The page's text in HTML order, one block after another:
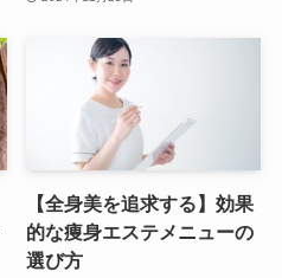
【全身美を追求する】効果
的な痩身エステメニューの
選び方